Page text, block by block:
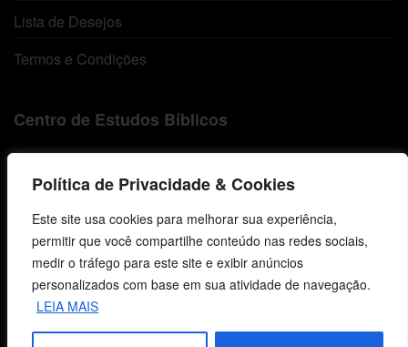
Política de Privacidade & Cookies
Este site usa cookies para melhorar sua experiência,
permitir que você compartilhe conteúdo nas redes sociais,
medir o tráfego para este site e exibir anúncios
personalizados com base em sua atividade de navegação.
LEIA MAIS
Lista de Desejos
Termos e Condições
Centro de Estudos Bíblicos
São Leopoldo, RS, Brasil
Fale Conosco
E-mails
vendas@cebi.org.br
comunicacao@cebi.org.br